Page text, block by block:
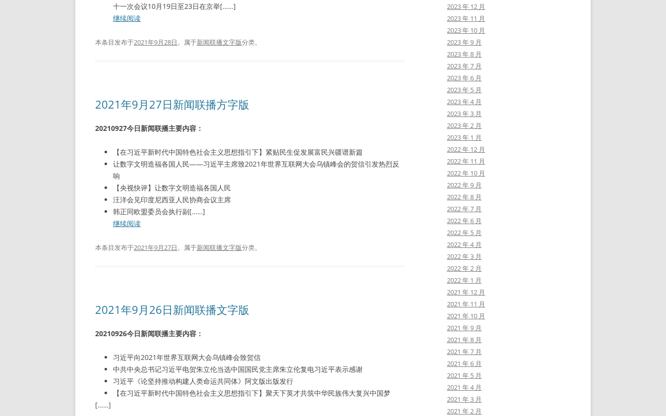
十一次会议10月19日至23日在京举[……]
继续阅读
本条目发布于2021年9月28日。属于新闻联播文字版分类。
2021年9月27日新闻联播方字版
20210927今日新闻联播主要内容：
【在习近平新时代中国特色社会主义思想指引下】紧贴民生促发展富民兴疆谱新篇
让数字文明造福各国人民——习近平主席致2021年世界互联网大会乌镇峰会的贺信引发热烈反
响
【央视快评】让数字文明造福各国人民
汪洋会见印度尼西亚人民协商会议主席
韩正同欧盟委员会执行副[……]
继续阅读
本条目发布于2021年9月27日。属于新闻联播文字版分类。
2021年9月26日新闻联播文字版
20210926今日新闻联播主要内容：
习近平向2021年世界互联网大会乌镇峰会致贺信
中共中央总书记习近平电贺朱立伦当选中国国民党主席朱立伦复电习近平表示感谢
习近平《论坚持推动构建人类命运共同体》阿文版出版发行
【在习近平新时代中国特色社会主义思想指引下】聚天下英才共筑中华民族伟大复兴中国梦
[……]
2023 年 12 月
2023 年 11 月
2023 年 10 月
2023 年 9 月
2023 年 8 月
2023 年 7 月
2023 年 6 月
2023 年 5 月
2023 年 4 月
2023 年 3 月
2023 年 2 月
2023 年 1 月
2022 年 12 月
2022 年 11 月
2022 年 10 月
2022 年 9 月
2022 年 8 月
2022 年 7 月
2022 年 6 月
2022 年 5 月
2022 年 4 月
2022 年 3 月
2022 年 2 月
2022 年 1 月
2021 年 12 月
2021 年 11 月
2021 年 10 月
2021 年 9 月
2021 年 8 月
2021 年 7 月
2021 年 6 月
2021 年 5 月
2021 年 4 月
2021 年 3 月
2021 年 2 月